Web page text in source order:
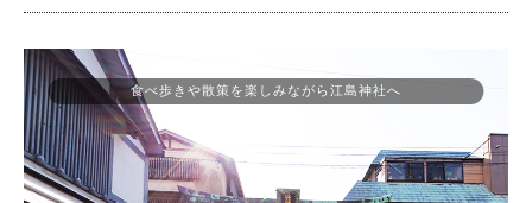
食べ歩きや散策を楽しみながら江島神社へ